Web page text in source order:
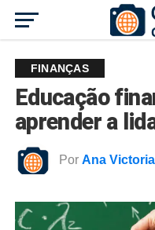
FINANÇAS
Educação
aprender a
Por Ana Victoria